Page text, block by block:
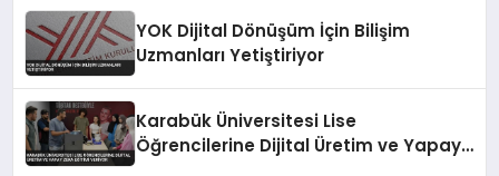
YOK Dijital Dönüşüm İçin Bilişim
Uzmanları Yetiştiriyor
Karabük Üniversitesi Lise
Öğrencilerine Dijital Üretim ve Yapay